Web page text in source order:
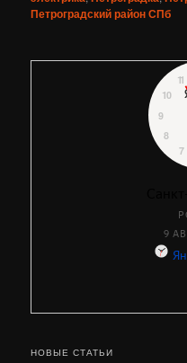
Петроградский район СПб
НОВЫЕ СТАТЬИ